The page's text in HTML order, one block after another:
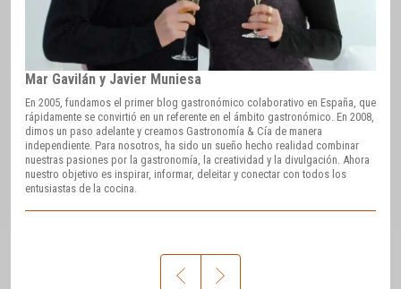
Mar Gavilán y Javier Muniesa
En 2005, fundamos el primer blog gastronómico colaborativo en España, que
rápidamente se convirtió en un referente en el ámbito gastronómico. En 2008,
dimos un paso adelante y creamos Gastronomía & Cía de manera
independiente. Para nosotros, ha sido un sueño hecho realidad combinar
nuestras pasiones por la gastronomía, la creatividad y la divulgación. Ahora
nuestro objetivo es inspirar, informar, deleitar y conectar con todos los
entusiastas de la cocina.